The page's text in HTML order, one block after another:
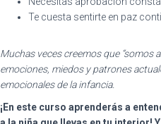
Te cuesta sentirte en paz
Muchas veces creemos que “somos
emociones, miedos y patrones
emocionales de la infancia.
¡En este curso aprenderás a